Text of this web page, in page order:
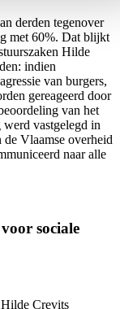
derden tegenover
met 60%. Dat blijkt
Hilde
indien
van burgers,
gereageerd door
van het
vastgelegd in
Vlaamse overheid
naar alle
sociale
Crevits